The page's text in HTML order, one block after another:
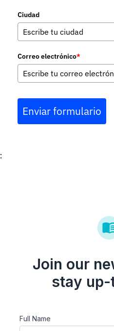
Ciudad
Correo electrónico*
Enviar formulario
:
Join our
stay
Full Name